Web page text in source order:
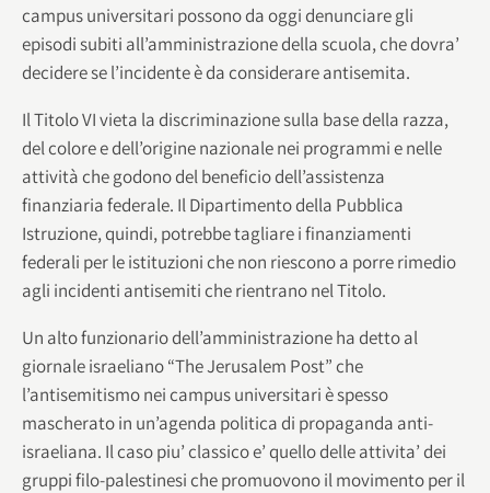
campus universitari possono da oggi denunciare gli
episodi subiti all’amministrazione della scuola, che dovra’
decidere se l’incidente è da considerare antisemita.
Il Titolo VI vieta la discriminazione sulla base della razza,
del colore e dell’origine nazionale nei programmi e nelle
attività che godono del beneficio dell’assistenza
finanziaria federale. Il Dipartimento della Pubblica
Istruzione, quindi, potrebbe tagliare i finanziamenti
federali per le istituzioni che non riescono a porre rimedio
agli incidenti antisemiti che rientrano nel Titolo.
Un alto funzionario dell’amministrazione ha detto al
giornale israeliano “The Jerusalem Post” che
l’antisemitismo nei campus universitari è spesso
mascherato in un’agenda politica di propaganda anti-
israeliana. Il caso piu’ classico e’ quello delle attivita’ dei
gruppi filo-palestinesi che promuovono il movimento per il